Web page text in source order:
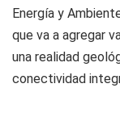
Energía y
que va a agregar
una realidad
conectividad